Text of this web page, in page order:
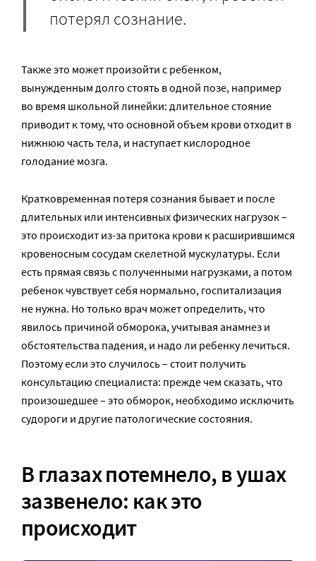
потерял сознание.
Также это может произойти с ребенком,
вынужденным долго стоять в одной позе, например
во время школьной линейки: длительное стояние
приводит к тому, что основной объем крови отходит в
нижнюю часть тела, и наступает кислородное
голодание мозга.
Кратковременная потеря сознания бывает и после
длительных или интенсивных физических нагрузок –
это происходит из-за притока крови к расширившимся
кровеносным сосудам скелетной мускулатуры. Если
есть прямая связь с полученными нагрузками, а потом
ребенок чувствует себя нормально, госпитализация
не нужна. Но только врач может определить, что
явилось причиной обморока, учитывая анамнез и
обстоятельства падения, и надо ли ребенку лечиться.
Поэтому если это случилось – стоит получить
консультацию специалиста: прежде чем сказать, что
произошедшее – это обморок, необходимо исключить
судороги и другие патологические состояния.
В глазах потемнело, в ушах
зазвенело: как это
происходит